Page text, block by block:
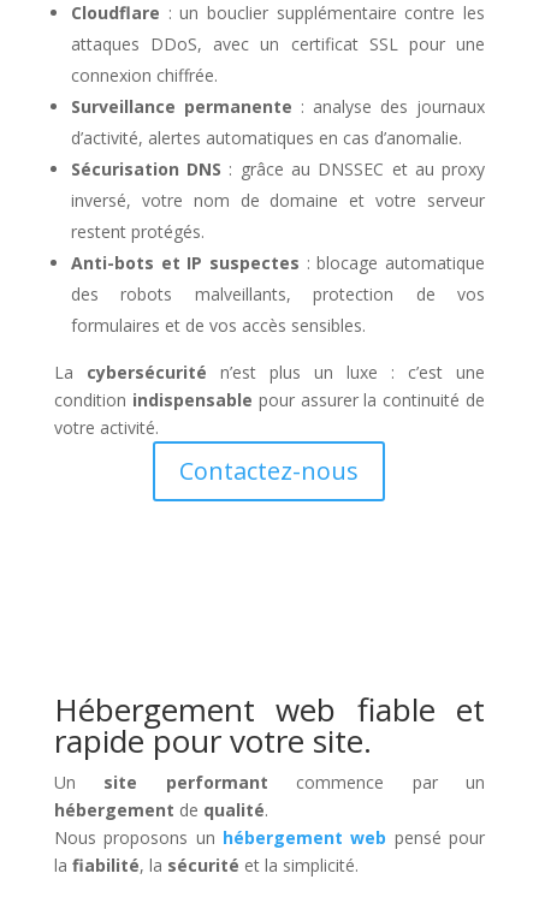
Cloudflare : un bouclier supplémentaire contre les
attaques DDoS, avec un certificat SSL pour une
connexion chiffrée.
Surveillance permanente : analyse des journaux
d’activité, alertes automatiques en cas d’anomalie.
Sécurisation DNS : grâce au DNSSEC et au proxy
inversé, votre nom de domaine et votre serveur
restent protégés.
Anti-bots et IP suspectes : blocage automatique
des robots malveillants, protection de vos
formulaires et de vos accès sensibles.
La cybersécurité n’est plus un luxe : c’est une
condition indispensable pour assurer la continuité de
votre activité.
Contactez-nous
Hébergement web fiable et
rapide pour votre site.
Un site performant commence par un
hébergement de qualité.
Nous proposons un hébergement web pensé pour
la fiabilité, la sécurité et la simplicité.